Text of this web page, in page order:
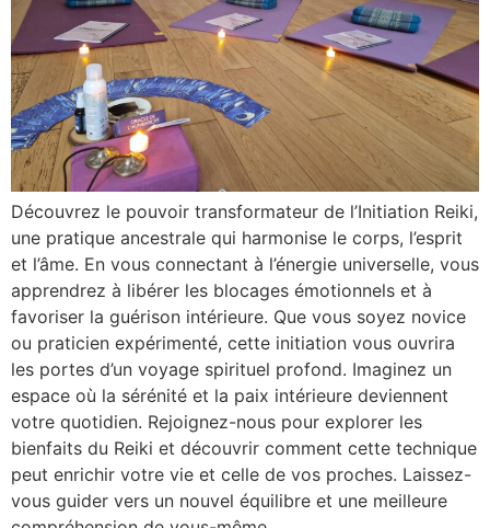
Découvrez le pouvoir transformateur de l’Initiation Reiki,
une pratique ancestrale qui harmonise le corps, l’esprit
et l’âme. En vous connectant à l’énergie universelle, vous
apprendrez à libérer les blocages émotionnels et à
favoriser la guérison intérieure. Que vous soyez novice
ou praticien expérimenté, cette initiation vous ouvrira
les portes d’un voyage spirituel profond. Imaginez un
espace où la sérénité et la paix intérieure deviennent
votre quotidien. Rejoignez-nous pour explorer les
bienfaits du Reiki et découvrir comment cette technique
peut enrichir votre vie et celle de vos proches. Laissez-
vous guider vers un nouvel équilibre et une meilleure